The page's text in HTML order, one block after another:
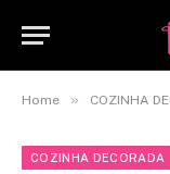
Home » COZINHA
COZINHA DECORADA